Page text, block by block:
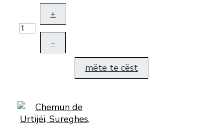
+
–
mëte te cëst